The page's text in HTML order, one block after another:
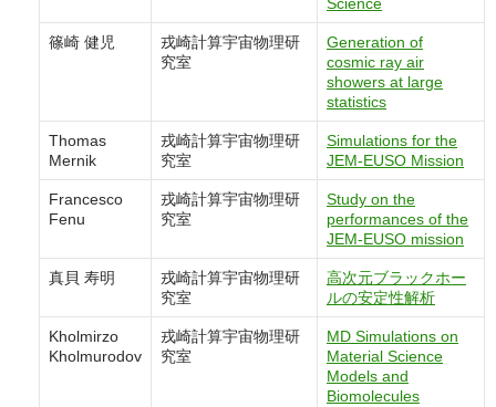
篠崎 健児
戎崎計算宇宙物理研
究室
Generation of
cosmic ray air
showers at large
statistics
Thomas
Mernik
戎崎計算宇宙物理研
究室
Simulations for the
JEM-EUSO Mission
Francesco
Fenu
戎崎計算宇宙物理研
究室
Study on the
performances of the
JEM-EUSO mission
真貝 寿明
戎崎計算宇宙物理研
究室
高次元ブラックホー
ルの安定性解析
Kholmirzo
Kholmurodov
戎崎計算宇宙物理研
究室
MD Simulations on
Material Science
Models and
Biomolecules